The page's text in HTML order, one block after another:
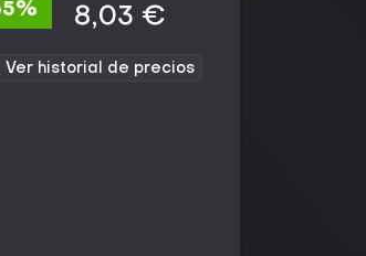
8,03 €
Ver historial de precios